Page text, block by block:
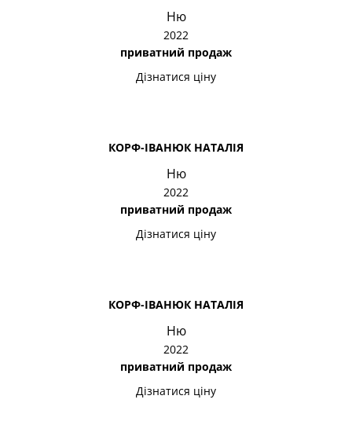
Ню
2022
приватний продаж
Дізнатися ціну
КОРФ-ІВАНЮК НАТАЛІЯ
Ню
2022
приватний продаж
Дізнатися ціну
КОРФ-ІВАНЮК НАТАЛІЯ
Ню
2022
приватний продаж
Дізнатися ціну